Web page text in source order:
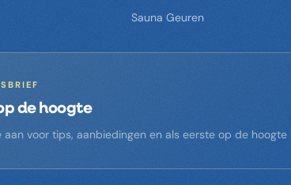
Sauna Geuren
de hoogte
aan voor tips, aanbiedingen en als eerste op de